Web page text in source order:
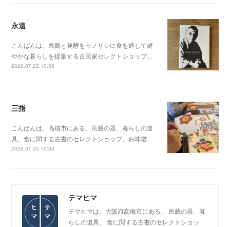
永遠
こんばんは。民藝と発酵をモノサシに食を通して健
やかな暮らしを提案する古民家セレクトショップ…
2026.07.22 10:38
三指
こんばんは。高槻市にある、民藝の器、暮らしの道
具、食に関する古書のセレクトショップ、お味噌…
2026.07.20 10:33
テマヒマ
テマヒマは、大阪府高槻市にある、 民藝の器、暮
らしの道具、 食に関する古書のセレクトショッ